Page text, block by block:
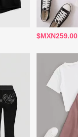
$MXN259.00